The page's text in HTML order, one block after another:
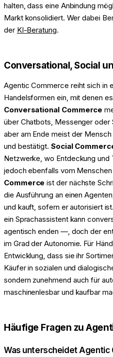
halten, dass eine Anbindung
Markt konsolidiert. Wer dabei
der KI-Beratung.
Conversational, Social
Agentic Commerce reiht sich in
Handelsformen ein, mit denen
Conversational Commerce
über Chatbots, Messenger
aber am Ende meist der
und bestätigt. Social
Netzwerke, wo Entdeckung und
jedoch ebenfalls vom
Commerce ist der nächste
die Ausführung an einen
und kauft, sofern er autorisiert
ein Sprachassistent kann
agentisch enden —, doch der
im Grad der Autonomie. Für
Entwicklung, dass sie ihr
Käufer in sozialen und
sondern zunehmend auch für
maschinenlesbar und kaufbar
Häufige Fragen zu
Was unterscheidet Agentic